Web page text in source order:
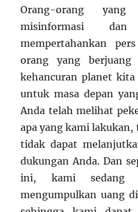
Orang-orang yang
misinformasi
mempertahankan
orang yang
kehancuran planet kita
untuk masa depan
Anda telah melihat
apa yang kami
tidak dapat
dukungan Anda. Dan
ini, kami sedang
mengumpulkan uang